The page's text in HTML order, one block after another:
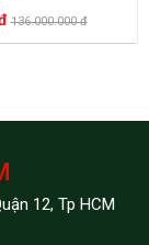
136.000.000 đ
12, Tp HCM